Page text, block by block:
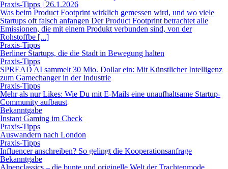
Praxis-Tipps | 26.1.2026
Was beim Product Footprint wirklich gemessen wird, und wo viele
Startups oft falsch anfangen Der Product Footprint betrachtet alle
Emissionen, die mit einem Produkt verbunden sind, von der
Rohstoffbe [...]
Praxis-Tipps
Berliner Startups, die die Stadt in Bewegung halten
Praxis-Tipps
SPREAD AI sammelt 30 Mio. Dollar ein: Mit Künstlicher Intelligenz
zum Gamechanger in der Industrie
Praxis-Tipps
Mehr als nur Likes: Wie Du mit E-Mails eine unaufhaltsame Startup-
Community aufbaust
Bekanntgabe
Instant Gaming im Check
Praxis-Tipps
Auswandern nach London
Praxis-Tipps
Influencer anschreiben? So gelingt die Kooperationsanfrage
Bekanntgabe
Alpenclassics – die bunte und originelle Welt der Trachtenmode